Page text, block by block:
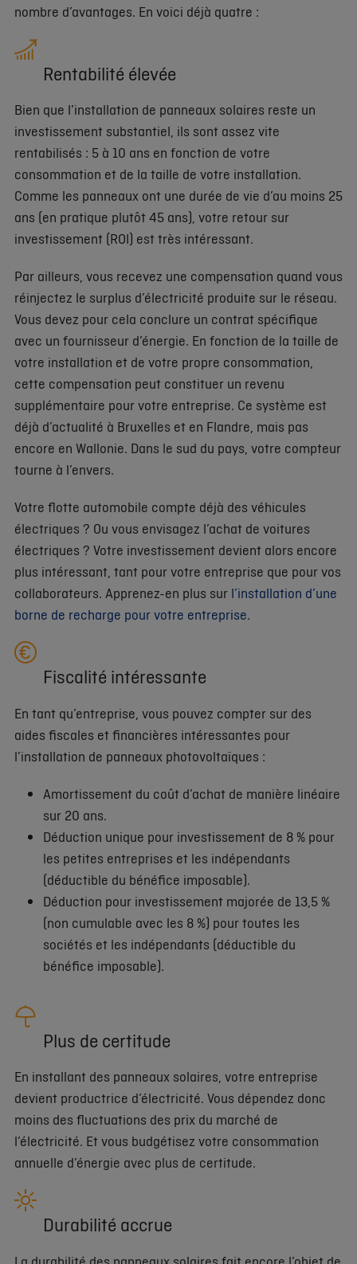
nombre d’avantages. En voici déjà quatre :
Rentabilité élevée
Bien que l’installation de panneaux solaires reste un
investissement substantiel, ils sont assez vite
rentabilisés : 5 à 10 ans en fonction de votre
consommation et de la taille de votre installation.
Comme les panneaux ont une durée de vie d’au moins 25
ans (en pratique plutôt 45 ans), votre retour sur
investissement (ROI) est très intéressant.
Par ailleurs, vous recevez une compensation quand vous
réinjectez le surplus d’électricité produite sur le réseau.
Vous devez pour cela conclure un contrat spécifique
avec un fournisseur d’énergie. En fonction de la taille de
votre installation et de votre propre consommation,
cette compensation peut constituer un revenu
supplémentaire pour votre entreprise. Ce système est
déjà d’actualité à Bruxelles et en Flandre, mais pas
encore en Wallonie. Dans le sud du pays, votre compteur
tourne à l’envers.
Votre flotte automobile compte déjà des véhicules
électriques ? Ou vous envisagez l’achat de voitures
électriques ? Votre investissement devient alors encore
plus intéressant, tant pour votre entreprise que pour vos
collaborateurs. Apprenez-en plus sur l’installation d’une
borne de recharge pour votre entreprise.
Fiscalité intéressante
En tant qu’entreprise, vous pouvez compter sur des
aides fiscales et financières intéressantes pour
l’installation de panneaux photovoltaïques :
Amortissement du coût d’achat de manière linéaire
sur 20 ans.
Déduction unique pour investissement de 8 % pour
les petites entreprises et les indépendants
(déductible du bénéfice imposable).
Déduction pour investissement majorée de 13,5 %
(non cumulable avec les 8 %) pour toutes les
sociétés et les indépendants (déductible du
bénéfice imposable).
Plus de certitude
En installant des panneaux solaires, votre entreprise
devient productrice d’électricité. Vous dépendez donc
moins des fluctuations des prix du marché de
l’électricité. Et vous budgétisez votre consommation
annuelle d’énergie avec plus de certitude.
Durabilité accrue